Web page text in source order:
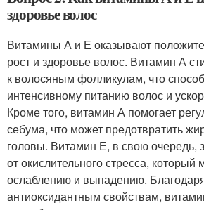
здоровье волос
Витамины А и Е оказывают
рост и здоровье волос. Витамин А
к волосяным фолликулам, что
интенсивному питанию волос и
Кроме того, витамин А помогает
себума, что может предотвратить
головы. Витамин Е, в свою очередь,
от окислительного стресса, который
ослаблению и выпадению.
антиоксидантным свойствам,